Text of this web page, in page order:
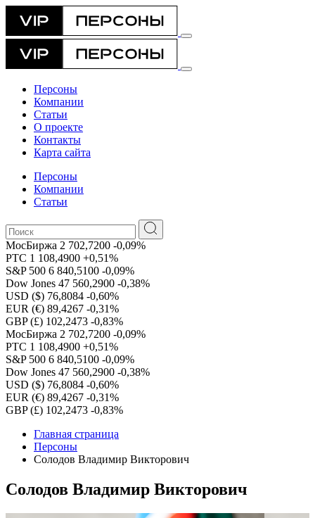
Персоны
Компании
Статьи
О проекте
Контакты
Карта сайта
Персоны
Компании
Статьи
МосБиржа 2 702,7200 -0,09%
РТС 1 108,4900 +0,51%
S&P 500 6 840,5100 -0,09%
Dow Jones 47 560,2900 -0,38%
USD ($) 76,8084 -0,60%
EUR (€) 89,4267 -0,31%
GBP (£) 102,2473 -0,83%
МосБиржа 2 702,7200 -0,09%
РТС 1 108,4900 +0,51%
S&P 500 6 840,5100 -0,09%
Dow Jones 47 560,2900 -0,38%
USD ($) 76,8084 -0,60%
EUR (€) 89,4267 -0,31%
GBP (£) 102,2473 -0,83%
Главная страница
Персоны
Солодов Владимир Викторович
Солодов Владимир Викторович